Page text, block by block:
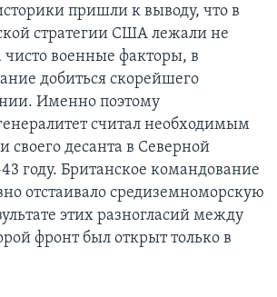
пришли к выводу, что в
стратегии США лежали не
чисто военные факторы, в
добиться скорейшего
Именно поэтому
считал необходимым
своего десанта в Северной
году. Британское командование
отстаивало средиземноморскую
этих разногласий между
фронт был открыт только в